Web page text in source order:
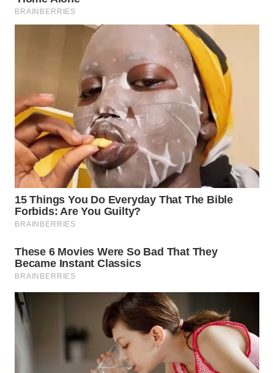
WN
WN
MAJALENGKA
WN
SUBANG
WN
SUKABUMI
WN
PURWAKARTA
WN
PRIANGAN
SEMARANG